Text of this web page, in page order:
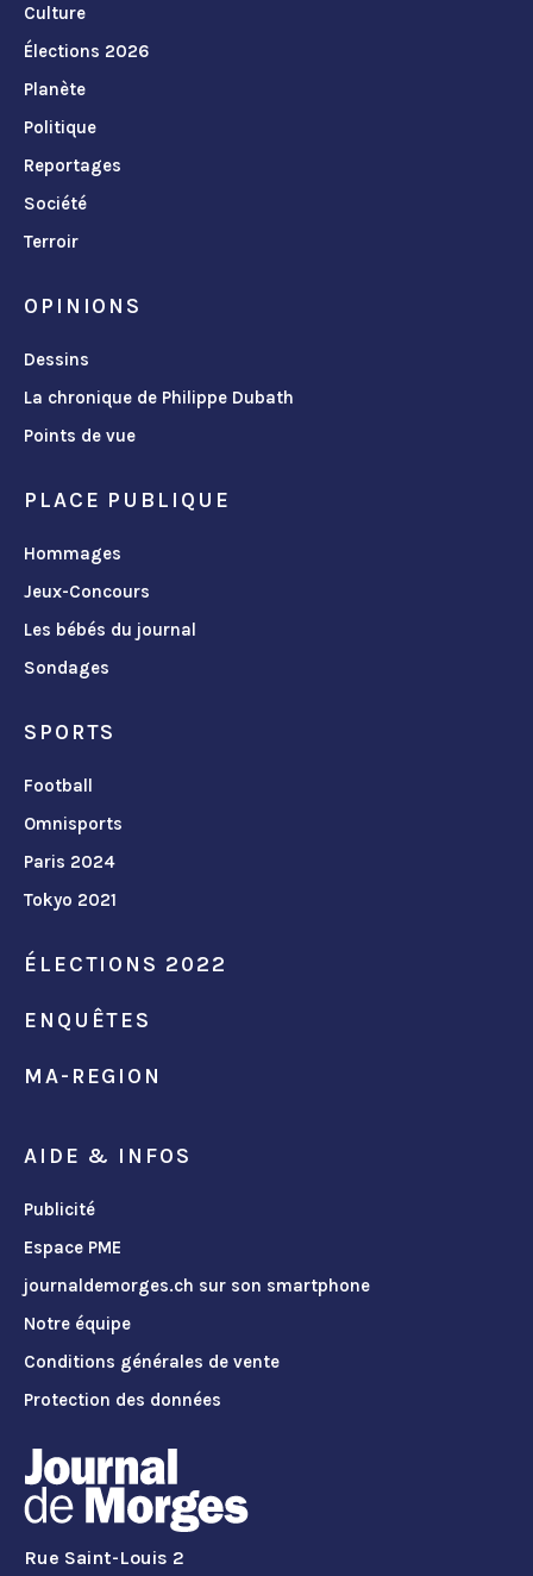
Culture
Élections 2026
Planète
Politique
Reportages
Société
Terroir
OPINIONS
Dessins
La chronique de Philippe Dubath
Points de vue
PLACE PUBLIQUE
Hommages
Jeux-Concours
Les bébés du journal
Sondages
SPORTS
Football
Omnisports
Paris 2024
Tokyo 2021
ÉLECTIONS 2022
ENQUÊTES
MA-REGION
AIDE & INFOS
Publicité
Espace PME
journaldemorges.ch sur son smartphone
Notre équipe
Conditions générales de vente
Protection des données
Rue Saint-Louis 2